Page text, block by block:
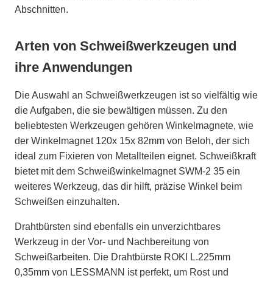
Abschnitten.
Arten von Schweißwerkzeugen und
ihre Anwendungen
Die Auswahl an Schweißwerkzeugen ist so vielfältig wie
die Aufgaben, die sie bewältigen müssen. Zu den
beliebtesten Werkzeugen gehören Winkelmagnete, wie
der Winkelmagnet 120x 15x 82mm von Beloh, der sich
ideal zum Fixieren von Metallteilen eignet. Schweißkraft
bietet mit dem Schweißwinkelmagnet SWM-2 35 ein
weiteres Werkzeug, das dir hilft, präzise Winkel beim
Schweißen einzuhalten.
Drahtbürsten sind ebenfalls ein unverzichtbares
Werkzeug in der Vor- und Nachbereitung von
Schweißarbeiten. Die Drahtbürste ROKI L.225mm
0,35mm von LESSMANN ist perfekt, um Rost und